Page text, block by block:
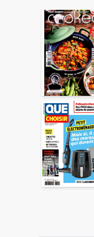
En partageant du
informations soient
Dékuple), responsable
votre demande de
Vous certifiez
Votre adresse email et
pour cet envoi à la suite
automatiquement
notre rubrique "